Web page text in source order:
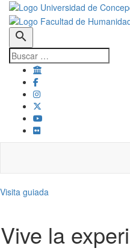
search
Visita guiada
Vive la